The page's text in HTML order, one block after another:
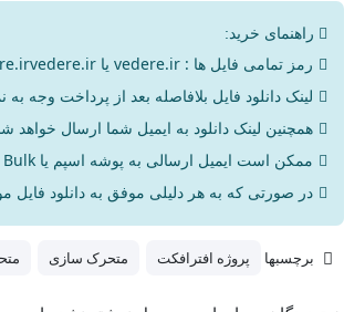
راهنمای خرید:
رمز تمامی فایل ها : vedere.ir یا vedere.irvedere.ir می‌باشد
لینک دانلود فایل بلافاصله بعد از پرداخت وجه
همچنین لینک دانلود به ایمیل شما ارسال خواهد
ممکن است ایمیل ارسالی به پوشه اسپم یا Bulk ایمیل شما ارسال شده باشد.
در صورتی که به هر دلیلی موفق به دانلود فایل
برچسبها پروژه افترافکت متحرک سازی